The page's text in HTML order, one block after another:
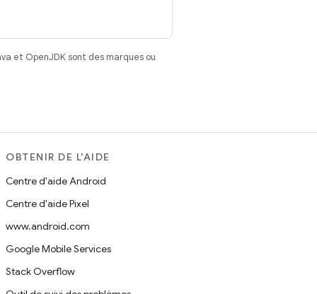
et OpenJDK sont des marques ou
OBTENIR DE L'AIDE
Centre d'aide Android
Centre d'aide Pixel
www.android.com
Google Mobile Services
Stack Overflow